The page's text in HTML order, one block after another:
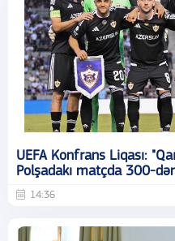
UEFA Konfrans Liqası:
Polşadakı matçda 300-
14:36